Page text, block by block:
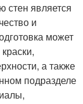
стен является
и
может
а также
подразделе